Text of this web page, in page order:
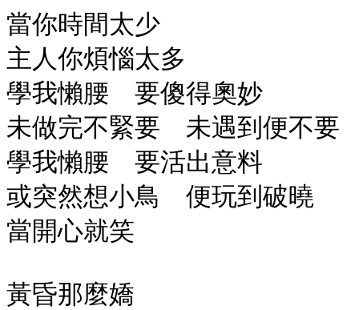
當你時間太少
主人你煩惱太多
學我懶腰 要傻得奧妙
未做完不緊要 未遇到便不要
學我懶腰 要活出意料
或突然想小鳥 便玩到破曉
當開心就笑
黃昏那麼嬌